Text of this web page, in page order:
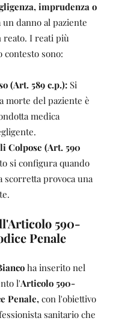
imprudenza o
un danno al paziente
reato. I reati più
contesto sono:
(Art. 589 c.p.): Si
morte del paziente è
medica
Colpose (Art. 590
si configura quando
scorretta provoca una
590-
Penale
ha inserito nel
l'Articolo 590-
Penale,con l'obiettivo
sanitario che